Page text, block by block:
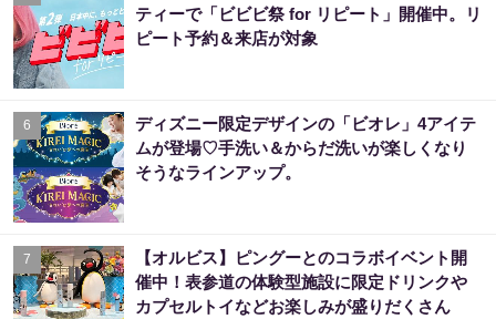
ティーで「ビビビ祭 for リピート」開催中。リ
ピート予約＆来店が対象
6
ディズニー限定デザインの「ビオレ」4アイテ
ムが登場♡手洗い＆からだ洗いが楽しくなり
そうなラインアップ。
7
【オルビス】ピングーとのコラボイベント開
催中！表参道の体験型施設に限定ドリンクや
カプセルトイなどお楽しみが盛りだくさん